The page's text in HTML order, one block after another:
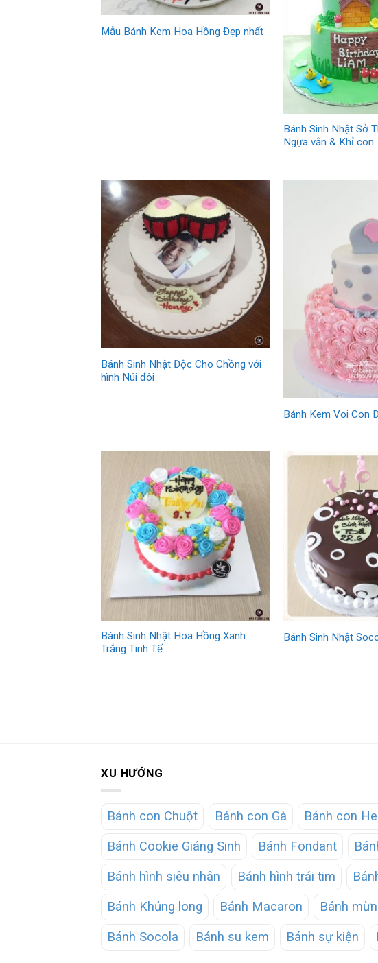
Mẫu Bánh Kem Hoa Hồng Đẹp nhất
Bánh Sinh Nhật Sở
Ngựa vằn & Khỉ con
Bánh Sinh Nhật Độc Cho Chồng với
hình Núi đôi
Bánh Kem Voi Con
Bánh Sinh Nhật Hoa Hồng Xanh
Trắng Tinh Tế
Bánh Sinh Nhật
XU HƯỚNG
Bánh con Chuột Bánh con Gà Bánh con
Bánh Cookie Giáng Sinh
Bánh Fondant
Bánh hình siêu nhân
Bánh hình trái tim
Bánh Khủng long
Bánh Macaron Bánh
Bánh Socola
Bánh su kem Bánh sự kiện